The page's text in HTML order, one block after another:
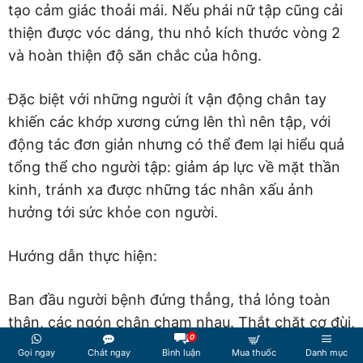
tạo cảm giác thoải mái. Nếu phái nữ tập cũng cải
thiện được vóc dáng, thu nhỏ kích thước vòng 2
và hoàn thiện độ săn chắc của hông.
Đặc biệt với những người ít vận động chân tay
khiến các khớp xương cứng lên thì nên tập, với
động tác đơn giản nhưng có thể đem lại hiểu quả
tổng thể cho người tập: giảm áp lực về mặt thần
kinh, tránh xa được những tác nhân xấu ảnh
hưởng tới sức khỏe con người.
Hướng dẫn thực hiện:
Ban đầu người bệnh đứng thẳng, thả lỏng toàn
thân, các ngón chân chạm nhau. Thắt chặt cơ đùi,
hai bên bả vai ấn mạnh nhưng 2 tay vẫn phải thả
Gọi ngay Chát ngay
0
Bình luận Mua thuốc Danh mục